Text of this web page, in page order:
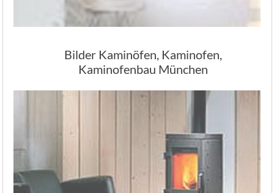
Bilder Kaminöfen, Kaminofen,
Kaminofenbau München